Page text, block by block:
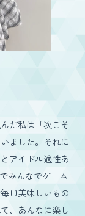
だ私は「次こそ
ました。それに
アイドル適性あ
みんなでゲーム
日美味しいもの
、あんなに楽し